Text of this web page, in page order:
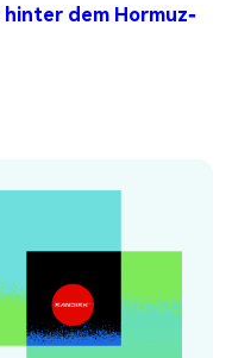
hinter dem Hormuz-